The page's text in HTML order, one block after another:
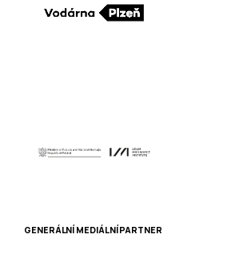
GENERÁLNÍ MEDIÁLNÍ PARTNER